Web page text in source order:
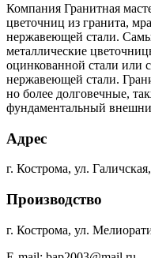
Компания Гранитная
цветочниц из гранита,
нержавеющей стали.
металлические
оцинкованной стали или
нержавеющей стали.
но более долговечные,
фундаментальный
Адрес
г. Кострома, ул.
Производство
г. Кострома, ул.